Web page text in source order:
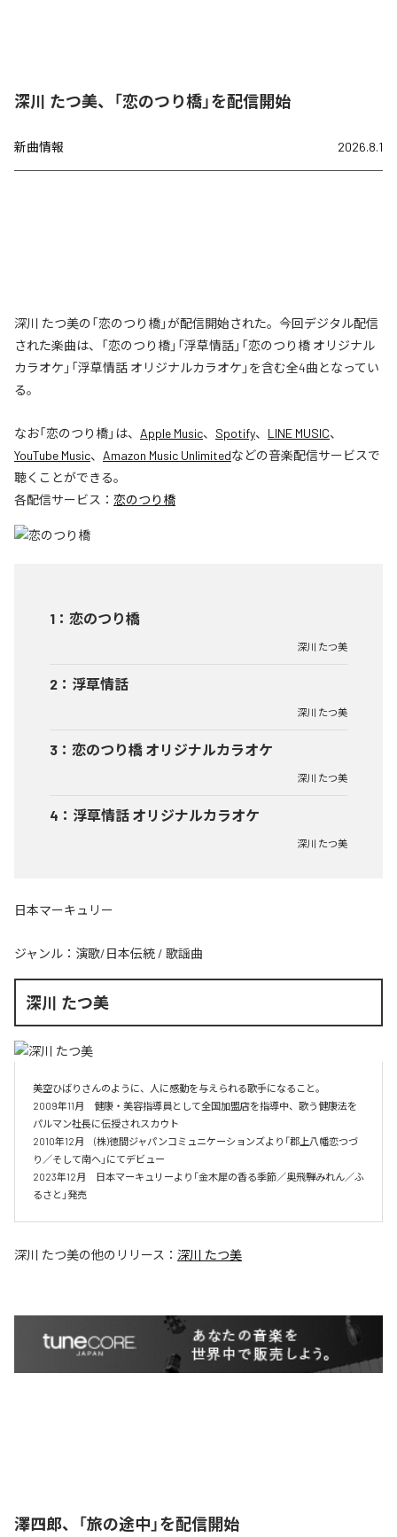
深川 たつ美、「恋のつり橋」を配信開始
新曲情報 2026.8.1
深川 たつ美の「恋のつり橋」が配信開始された。今回デジタル配信
された楽曲は、「恋のつり橋」「浮草情話」「恋のつり橋 オリジナル
カラオケ」「浮草情話 オリジナルカラオケ」を含む全4曲となってい
る。
なお「恋のつり橋」は、 Apple Music、 Spotify、 LINE MUSIC、
YouTube Music、 Amazon Music Unlimitedなどの音楽配信サービスで
聴くことができる。
各配信サービス： 恋のつり橋
1 ： 恋のつり橋
深川 たつ美
2 ： 浮草情話
深川 たつ美
3 ： 恋のつり橋 オリジナルカラオケ
深川 たつ美
4 ： 浮草情話 オリジナルカラオケ
深川 たつ美
日本マーキュリー
ジャンル： 演歌/日本伝統 / 歌謡曲
深川 たつ美
美空ひばりさんのように、人に感動を与えられる歌手になること。
2009年11月　健康・美容指導員として全国加盟店を指導中、歌う健康法を
パルマン社長に伝授されスカウト
2010年12月　(株)徳間ジャパンコミュニケーションズより「郡上八幡恋つづ
り／そして南へ」にてデビュー
2023年12月　日本マーキュリーより「金木犀の香る季節／奥飛騨みれん／ふ
るさと」発売
深川 たつ美の他のリリース： 深川 たつ美
澤四郎、「旅の途中」を配信開始